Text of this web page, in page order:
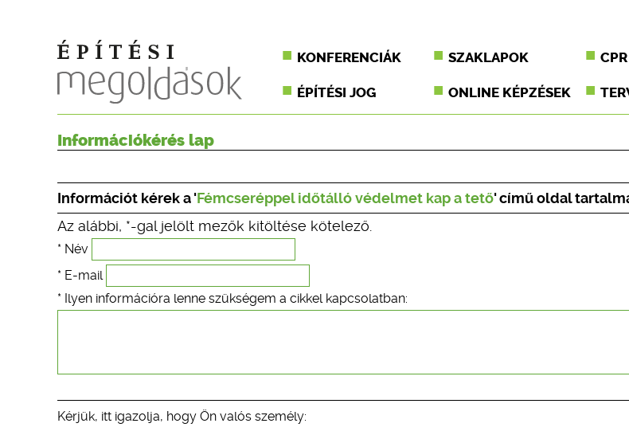
KONFERENCIÁK SZAKLAPOK
ÉPÍTÉSI JOG ONLINE KÉPZÉSEK
Információkérés lap
Információt kérek a 'Fémcseréppel időtálló védelmet kap a tető' című oldal
Az alábbi, *-gal jelölt mezők kitöltése kötelező.
* Név
* E-mail
* Ilyen információra lenne szükségem a cikkel kapcsolatban:
Kérjük, itt igazolja, hogy Ön valós személy: